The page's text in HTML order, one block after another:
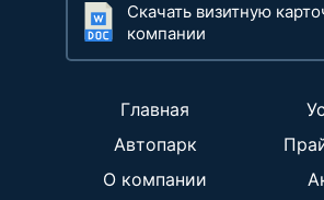
Скачать визитную
компании
Главная
Автопарк
О компании